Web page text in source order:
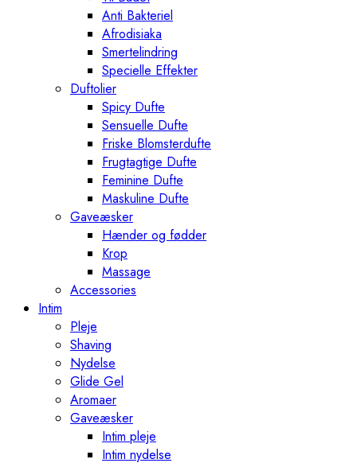
Anti Bakteriel
Afrodisiaka
Smertelindring
Specielle Effekter
Duftolier
Spicy Dufte
Sensuelle Dufte
Friske Blomsterdufte
Frugtagtige Dufte
Feminine Dufte
Maskuline Dufte
Gaveæsker
Hænder og fødder
Krop
Massage
Accessories
Intim
Pleje
Shaving
Nydelse
Glide Gel
Aromaer
Gaveæsker
Intim pleje
Intim nydelse